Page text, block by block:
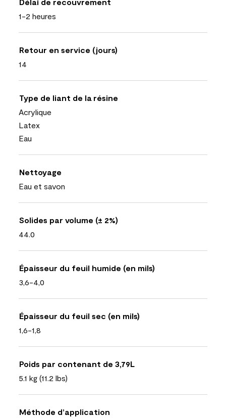
1-2 heures
Retour en service (jours)
14
Type de liant de la résine
Acrylique
Latex
Eau
Nettoyage
Eau et savon
Solides par volume (± 2%)
44.0
Épaisseur du feuil humide (en mils)
3,6-4,0
Épaisseur du feuil sec (en mils)
1,6-1,8
Poids par contenant de 3,79L
5.1 kg (11.2 lbs)
Méthode d’application